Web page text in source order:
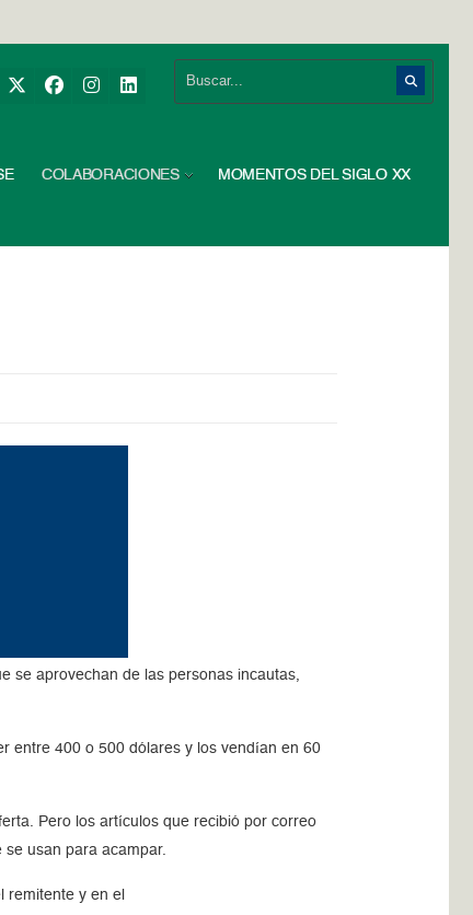
COLABORACIONES MOMENTOS DEL SIGLO XX
se aprovechan de las personas incautas,
entre 400 o 500 dólares y los vendían en 60
Pero los artículos que recibió por correo
usan para acampar.
remitente y en el